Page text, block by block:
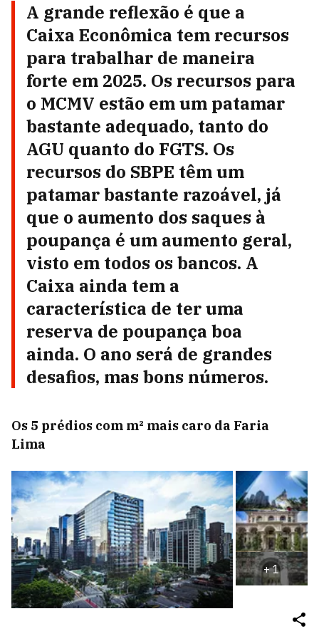
A grande reflexão é que a
Caixa Econômica tem recursos
para trabalhar de maneira
forte em 2025. Os recursos para
o MCMV estão em um patamar
bastante adequado, tanto do
AGU quanto do FGTS. Os
recursos do SBPE têm um
patamar bastante razoável, já
que o aumento dos saques à
poupança é um aumento geral,
visto em todos os bancos. A
Caixa ainda tem a
característica de ter uma
reserva de poupança boa
ainda. O ano será de grandes
desafios, mas bons números.
Os 5 prédios com m² mais caro da Faria
Lima
+1